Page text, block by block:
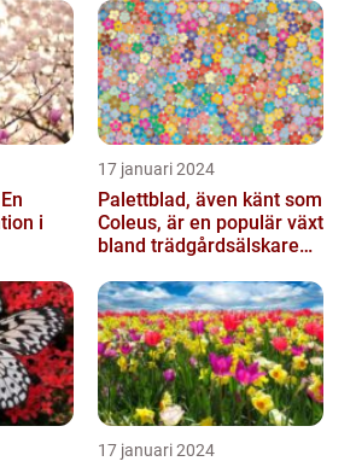
i
17 januari 2024
Palettblad, även känt som
Coleus, är en populär växt
bland trädgårdsälskare
17 januari 2024